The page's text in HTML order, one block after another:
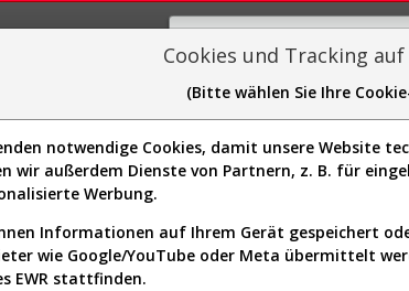
Sector-Spider Easy-
Funktion ist nur für
Cookies und Tracking
(Bitte wählen Sie Ihre
notwendige Cookies, damit unsere Website
wir außerdem Dienste von Partnern, z. B. für
Werbung.
Informationen auf Ihrem Gerät gespeichert
wie Google/YouTube oder Meta übermittelt
EWR stattfinden.